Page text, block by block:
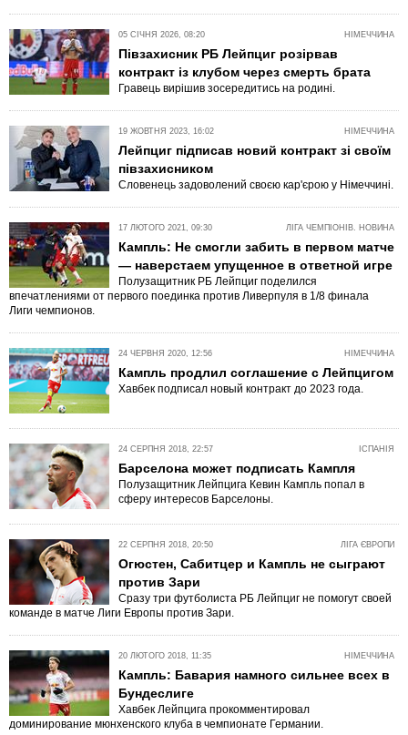
НІМЕЧЧИНА
05 СІЧНЯ 2026, 08:20
Півзахисник РБ Лейпциг розірвав
контракт із клубом через смерть брата
Гравець вирішив зосередитись на родині.
НІМЕЧЧИНА
19 ЖОВТНЯ 2023, 16:02
Лейпциг підписав новий контракт зі своїм
півзахисником
Словенець задоволений своєю кар'єрою у Німеччині.
ЛІГА ЧЕМПІОНІВ. НОВИНА
17 ЛЮТОГО 2021, 09:30
Кампль: Не смогли забить в первом матче
— наверстаем упущенное в ответной игре
Полузащитник РБ Лейпциг поделился
впечатлениями от первого поединка против Ливерпуля в 1/8 финала
Лиги чемпионов.
НІМЕЧЧИНА
24 ЧЕРВНЯ 2020, 12:56
Кампль продлил соглашение с Лейпцигом
Хавбек подписал новый контракт до 2023 года.
ІСПАНІЯ
24 СЕРПНЯ 2018, 22:57
Барселона может подписать Кампля
Полузащитник Лейпцига Кевин Кампль попал в
сферу интересов Барселоны.
ЛІГА ЄВРОПИ
22 СЕРПНЯ 2018, 20:50
Огюстен, Сабитцер и Кампль не сыграют
против Зари
Сразу три футболиста РБ Лейпциг не помогут своей
команде в матче Лиги Европы против Зари.
НІМЕЧЧИНА
20 ЛЮТОГО 2018, 11:35
Кампль: Бавария намного сильнее всех в
Бундеслиге
Хавбек Лейпцига прокомментировал
доминирование мюнхенского клуба в чемпионате Германии.